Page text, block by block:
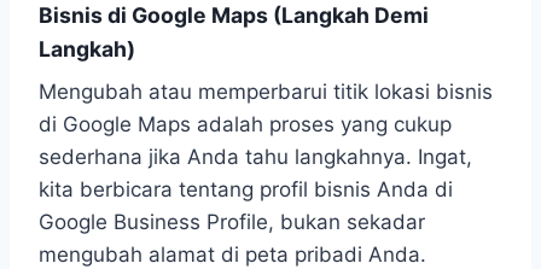
Bisnis di Google Maps (Langkah Demi
Langkah)
Mengubah atau memperbarui titik lokasi bisnis
di Google Maps adalah proses yang cukup
sederhana jika Anda tahu langkahnya. Ingat,
kita berbicara tentang profil bisnis Anda di
Google Business Profile, bukan sekadar
mengubah alamat di peta pribadi Anda.